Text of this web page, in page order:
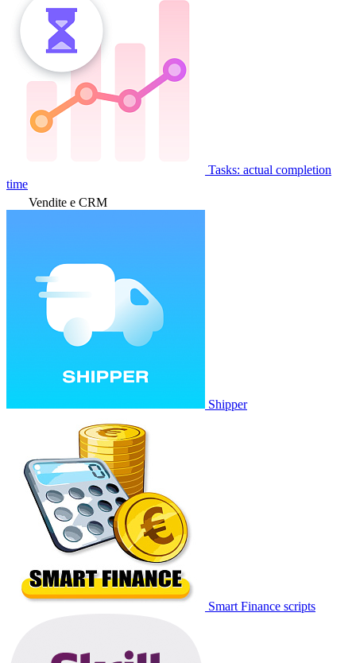
Tasks: actual completion
time
Vendite e CRM
Shipper
Smart Finance scripts